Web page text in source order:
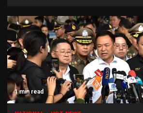
1 min read